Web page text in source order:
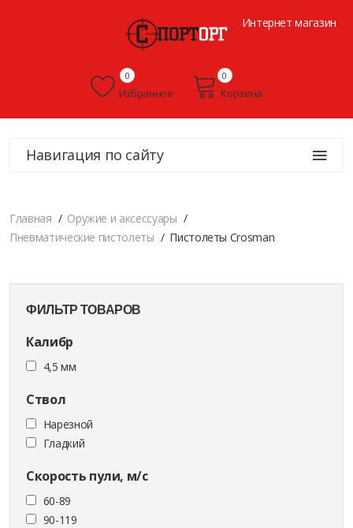
Интернет магазин
Избранное
0
Корзина
0
Навигация по сайту
Главная
Оружие и аксессуары
Пневматические пистолеты
Пистолеты Crosman
ФИЛЬТР ТОВАРОВ
Калибр
4,5 мм
Ствол
Нарезной
Гладкий
Скорость пули, м/с
60-89
90-119